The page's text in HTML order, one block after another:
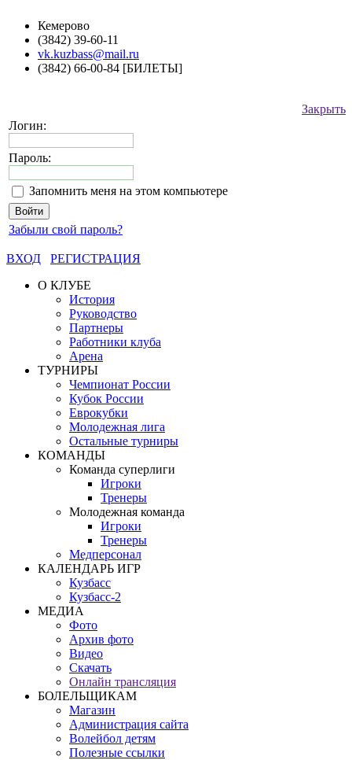
Кемерово
(3842) 39-60-11
vk.kuzbass@mail.ru
(3842) 66-00-84 [БИЛЕТЫ]
Закрыть
Логин:
Пароль:
Запомнить меня на этом компьютере
Забыли свой пароль?
ВХОД
РЕГИСТРАЦИЯ
О КЛУБЕ
История
Руководство
Партнеры
Работники клуба
Арена
ТУРНИРЫ
Чемпионат России
Кубок России
Еврокубки
Молодежная лига
Остальные турниры
КОМАНДЫ
Команда суперлиги
Игроки
Тренеры
Молодежная команда
Игроки
Тренеры
Медперсонал
КАЛЕНДАРЬ ИГР
Кузбасс
Кузбасс-2
МЕДИА
Фото
Архив фото
Видео
Скачать
Онлайн трансляция
БОЛЕЛЬЩИКАМ
Магазин
Администрация сайта
Волейбол детям
Полезные ссылки